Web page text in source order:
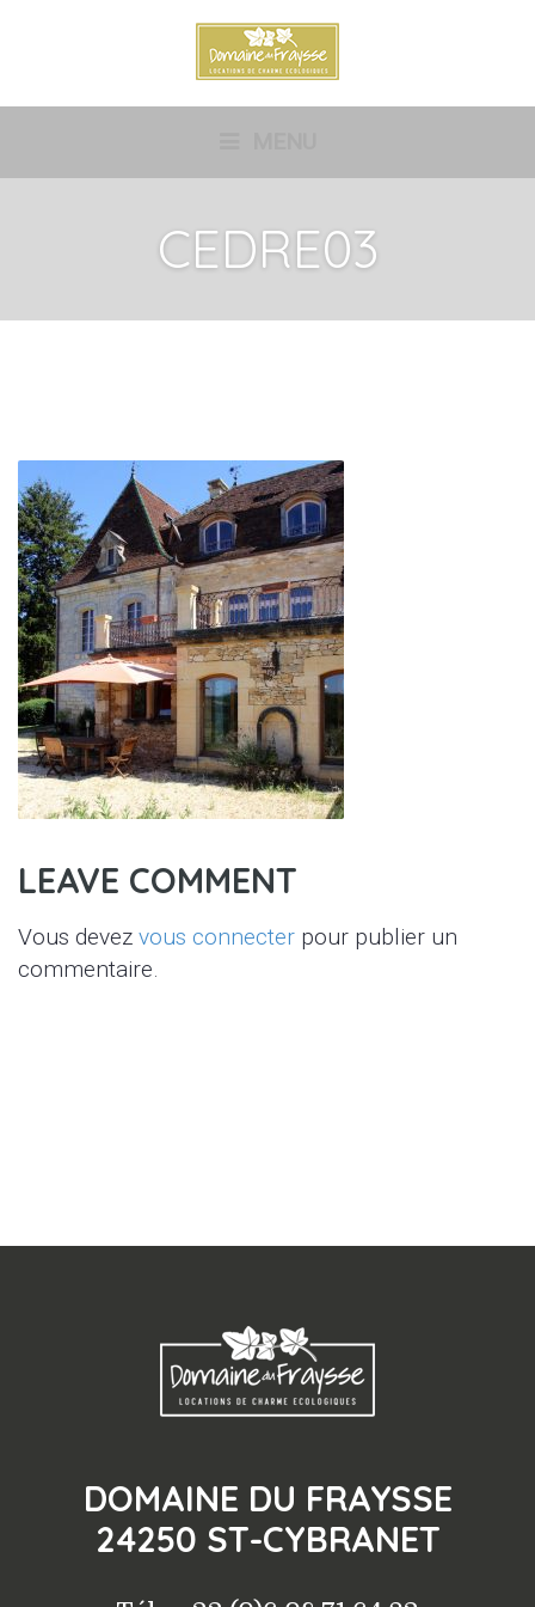
CEDRE03
LEAVE COMMENT
Vous devez vous connecter pour publier un
commentaire.
DOMAINE DU FRAYSSE
24250 ST-CYBRANET